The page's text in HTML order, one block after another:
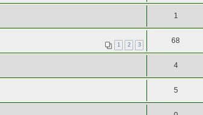
1
1 2 3 68
4
5